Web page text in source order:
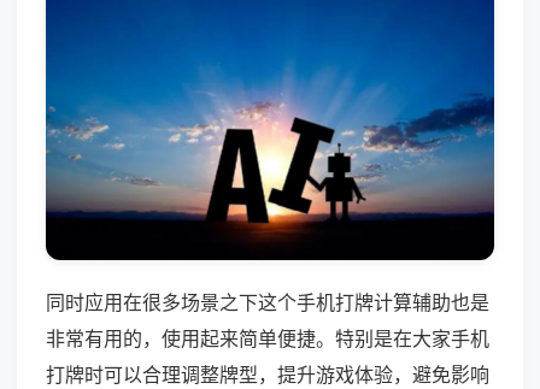
同时应用在很多场景之下这个手机打牌计算辅助也是
非常有用的，使用起来简单便捷。特别是在大家手机
打牌时可以合理调整牌型，提升游戏体验，避免影响